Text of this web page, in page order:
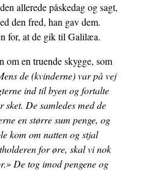
allerede påskedag og sagt,
den fred, han gav dem.
for, at de gik til Galilæa.
en truende skygge, som
de (kvinderne) var på vej
ind til byen og fortalte
De samledes med de
en større sum penge, og
kom om natten og stjal
for øre, skal vi nok
De tog imod pengene og